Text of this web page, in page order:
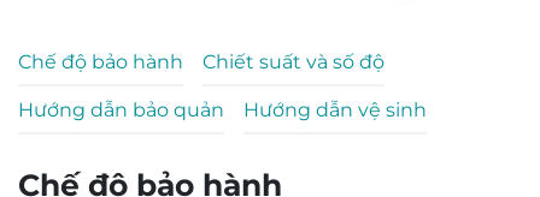
số
lượng
Chế độ bảo hành Chiết suất và số độ
Hướng dẫn bảo quản Hướng dẫn vệ sinh
Chế độ bảo hành